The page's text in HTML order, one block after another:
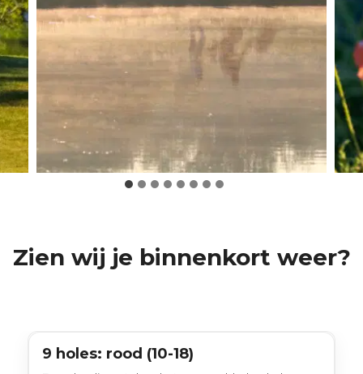
Zien wij je binnenkort weer?
9 holes
9 holes: rood (10-18)